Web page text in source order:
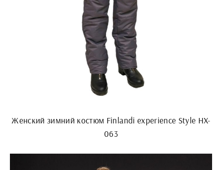
Женский зимний костюм Finlandi experience Style HX-
063